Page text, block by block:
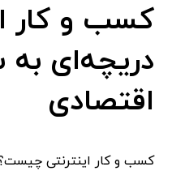
کسب و کار
دریچه‌ای
اقتصادی
کسب و کار اینترنتی